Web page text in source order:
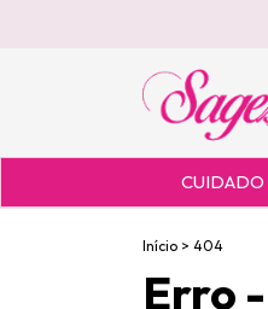
CUIDADO
Início > 404
Erro